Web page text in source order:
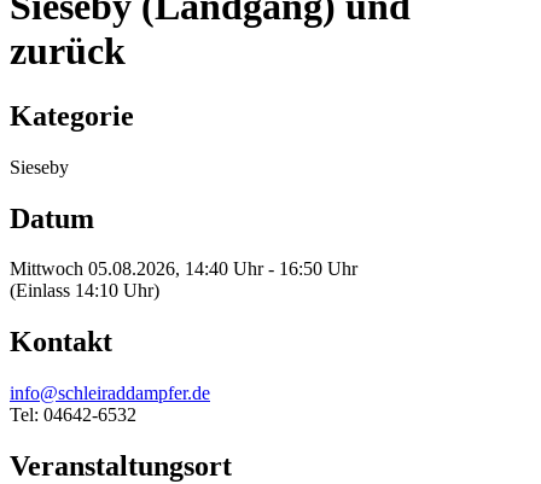
zurück
Kategorie
Sieseby
Datum
Mittwoch 05.08.2026, 14:40 Uhr - 16:50 Uhr
(Einlass 14:10 Uhr)
Kontakt
info@schleiraddampfer.de
Tel: 04642-6532
Veranstaltungsort